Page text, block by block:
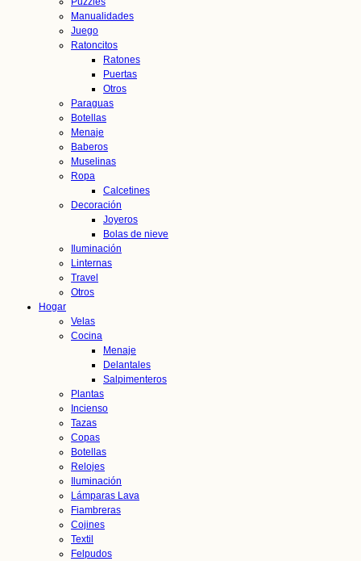
Manualidades
Juego
Ratoncitos
Ratones
Puertas
Otros
Paraguas
Botellas
Menaje
Baberos
Muselinas
Ropa
Calcetines
Decoración
Joyeros
Bolas de nieve
Iluminación
Linternas
Travel
Otros
Hogar
Velas
Cocina
Menaje
Delantales
Salpimenteros
Plantas
Incienso
Tazas
Copas
Botellas
Relojes
Iluminación
Lámparas Lava
Fiambreras
Cojines
Textil
Felpudos